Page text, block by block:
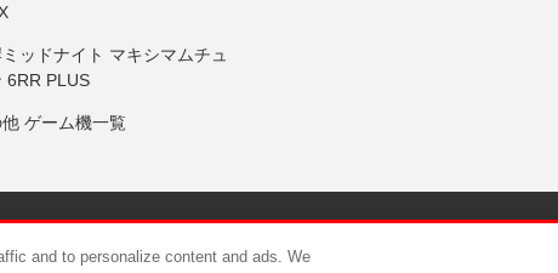
ッドナイト マキシマムチュ
6RR PLUS
ゲーム機一覧
and to personalize content and ads. We